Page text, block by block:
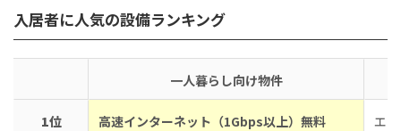
入居者に人気の設備ランキング
一人暮らし向け物件
1位 高速インターネット（1Gbps以上）無料 エ